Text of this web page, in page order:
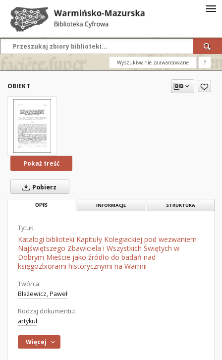
Wyszukiwanie zaawansowane ?
OBIEKT
Pokaż treść
Pobierz
OPIS INFORMACJE STRUKTURA
Tytuł:
Katalogi biblioteki Kapituły Kolegiackiej pod wezwaniem
Najświętszego Zbawiciela i Wszystkich Świętych w
Dobrym Mieście jako źródło do badań nad
księgozbiorami historycznymi na Warmii
Twórca:
Błażewicz, Paweł
Rodzaj dokumentu:
artykuł
Więcej